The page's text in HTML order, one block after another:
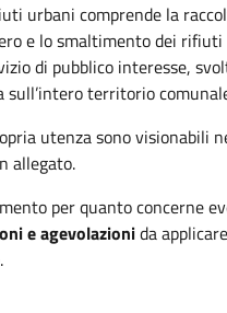
urbani comprende la
e lo smaltimento dei
di pubblico interesse,
sull’intero territorio
utenza sono visionabili
allegato.
per quanto concerne
e agevolazionida